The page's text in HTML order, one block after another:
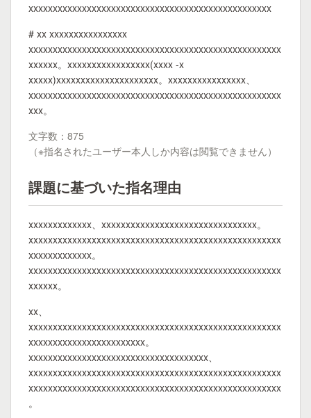
xxxxxxxxxxxxxxxxxxxxxxxxxxxxxxxxxxxxxxxxxxxxxxxxxx
# xx xxxxxxxxxxxxxxxx
xxxxxxxxxxxxxxxxxxxxxxxxxxxxxxxxxxxxxxxxxxxxxxxxxxxx
xxxxxx。xxxxxxxxxxxxxxxxx(xxxx -x
xxxxx)xxxxxxxxxxxxxxxxxxxxx。xxxxxxxxxxxxxxxx、
xxxxxxxxxxxxxxxxxxxxxxxxxxxxxxxxxxxxxxxxxxxxxxxxxxxx
xxx。
文字数：875
（※指名されたユーザー本人しか内容は閲覧できません）
課題に基づいた指名理由
xxxxxxxxxxxxx、xxxxxxxxxxxxxxxxxxxxxxxxxxxxxxxx。
xxxxxxxxxxxxxxxxxxxxxxxxxxxxxxxxxxxxxxxxxxxxxxxxxxxx
xxxxxxxxxxxxx。
xxxxxxxxxxxxxxxxxxxxxxxxxxxxxxxxxxxxxxxxxxxxxxxxxxxx
xxxxxx。
xx、
xxxxxxxxxxxxxxxxxxxxxxxxxxxxxxxxxxxxxxxxxxxxxxxxxxxx
xxxxxxxxxxxxxxxxxxxxxxxx。
xxxxxxxxxxxxxxxxxxxxxxxxxxxxxxxxxxxxx、
xxxxxxxxxxxxxxxxxxxxxxxxxxxxxxxxxxxxxxxxxxxxxxxxxxxx
xxxxxxxxxxxxxxxxxxxxxxxxxxxxxxxxxxxxxxxxxxxxxxxxxxxx
。